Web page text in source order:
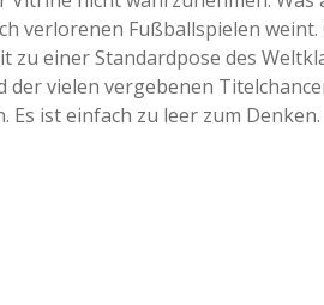
a
a
verlorenen Fußballspielen weint.
zu einer Standardpose des
vielen vergebenen
ist einfach zu leer zum Denken.